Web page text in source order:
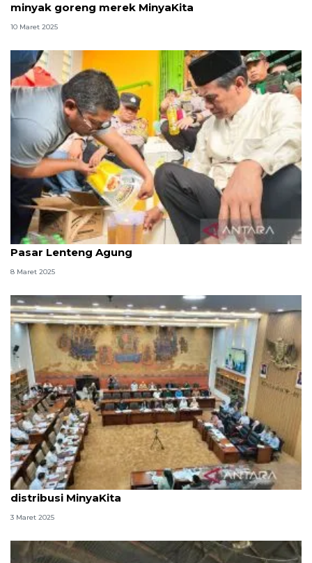
minyak goreng merek MinyaKita
10 Maret 2025
Mentan temukan MinyaKita tak sesuai takaran di
Pasar Lenteng Agung
8 Maret 2025
Mendag menjamin pasokan dan pengawasan
distribusi MinyaKita
3 Maret 2025